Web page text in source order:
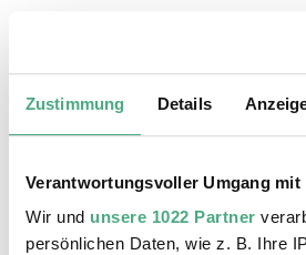
Zustimmung Details
Verantwortungsvoller Umgang mit
Wir und unsere 1022 Partner
persönlichen Daten, wie z. B. Ihre